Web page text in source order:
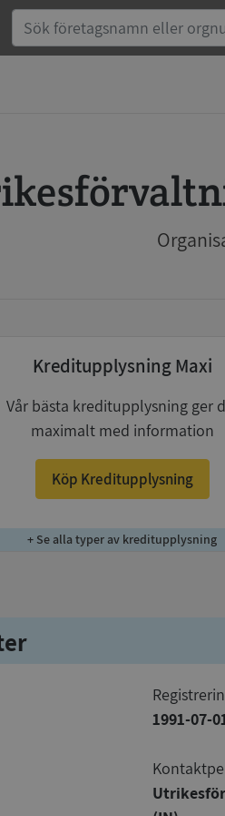
Kreditupplysning Maxi
Vår bästa kreditupplysning ger
maximalt med information
Köp Kreditupplysning
+ Se alla typer av kreditupplysning
1991-07-